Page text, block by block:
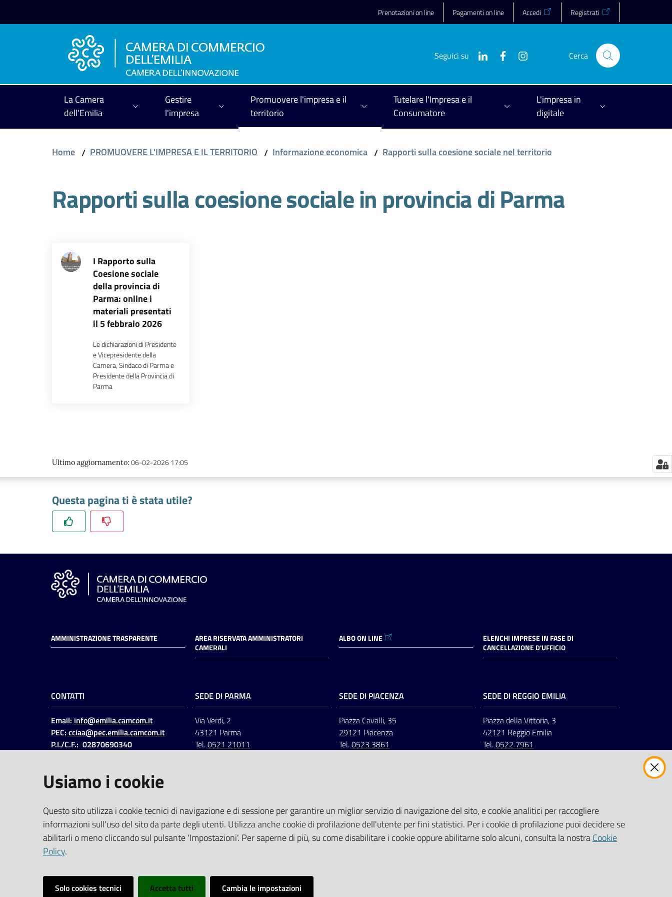
Prenotazioni on line Pagamenti on line Accedi Registrati
Seguici su Cerca
La Camera
dell'Emilia
Gestire
l'impresa
Promuovere l'impresa e il
territorio
Tutelare l'Impresa e il
Consumatore
L'impresa in
digitale
Home / PROMUOVERE L'IMPRESA E IL TERRITORIO / Informazione economica / Rapporti sulla coesione sociale nel territorio
Rapporti sulla coesione sociale in provincia di Parma
I Rapporto sulla
Coesione sociale
della provincia di
Parma: online i
materiali presentati
il 5 febbraio 2026
Le dichiarazioni di Presidente
e Vicepresidente della
Camera, Sindaco di Parma e
Presidente della Provincia di
Parma
Ultimo aggiornamento: 06-02-2026 17:05
Questa pagina ti è stata utile?
AMMINISTRAZIONE TRASPARENTE
AREA RISERVATA AMMINISTRATORI
CAMERALI
ALBO ON LINE
ELENCHI IMPRESE IN FASE DI
CANCELLAZIONE D'UFFICIO
CONTATTI
Email: info@emilia.camcom.it
PEC: cciaa@pec.emilia.camcom.it
P.I./C.F.: 02870690340
Codice IPA: ccem
SEDE DI PARMA
Via Verdi, 2
43121 Parma
Tel.0521 21011
SEDE DI PIACENZA
Piazza Cavalli, 35
29121 Piacenza
Tel.0523 3861
SEDE DI REGGIO EMILIA
Piazza della Vittoria, 3
42121 Reggio Emilia
Tel.0522 7961
SOCIAL
LinkedinFacebookInstagram
Usiamo i cookie
Questo sito utilizza i cookie tecnici di navigazione e di sessione per garantire un miglior servizio di navigazione del sito, e cookie analitici per raccogliere
informazioni sull'uso del sito da parte degli utenti. Utilizza anche cookie di profilazione dell'utente per fini statistici. Per i cookie di profilazione puoi decidere se
abilitarli o meno cliccando sul pulsante 'Impostazioni'. Per saperne di più, su come disabilitare i cookie oppure abilitarne solo alcuni, consulta la nostraCookie
Policy.
Solo cookies tecnici Accetta tutti Cambia le impostazioni